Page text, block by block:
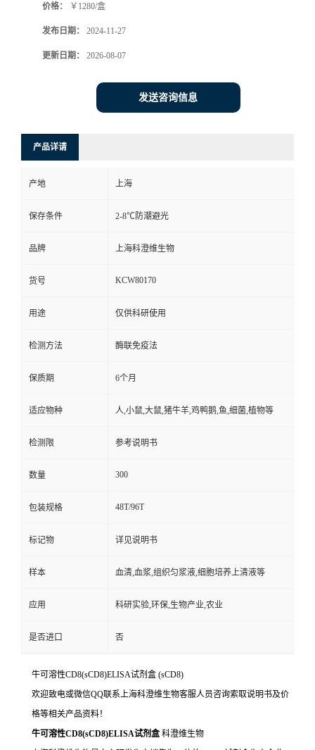
价格： ￥1280/盒
发布日期： 2024-11-27
更新日期： 2026-08-07
发送咨询信息
产品详请
产地 上海
保存条件 2-8℃防潮避光
品牌 上海科澄维生物
货号 KCW80170
用途 仅供科研使用
检测方法 酶联免疫法
保质期 6个月
适应物种 人,小鼠,大鼠,猪牛羊,鸡鸭鹅,鱼,细菌,植物等
检测限 参考说明书
数量 300
包装规格 48T/96T
标记物 详见说明书
样本 血清,血浆,组织匀浆液,细胞培养上清液等
应用 科研实验,环保,生物产业,农业
是否进口 否
牛可溶性CD8(sCD8)ELISA试剂盒 (sCD8)
欢迎致电或微信QQ联系上海科澄维生物客服人员咨询索取说明书及价
格等相关产品资料！
牛可溶性CD8(sCD8)ELISA试剂盒 科澄维生物